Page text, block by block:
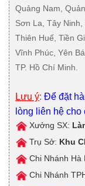
Quảng Nam,
Sơn La, Tây
Thiên Huế, Tiền
Vĩnh Phúc, Yên
TP. Hồ Chí Minh.
Lưu ý: Để đặt
lòng liên hệ
Xưởng SX:
Trụ Sở: Khu
Chi Nhánh Hà
Chi Nhánh